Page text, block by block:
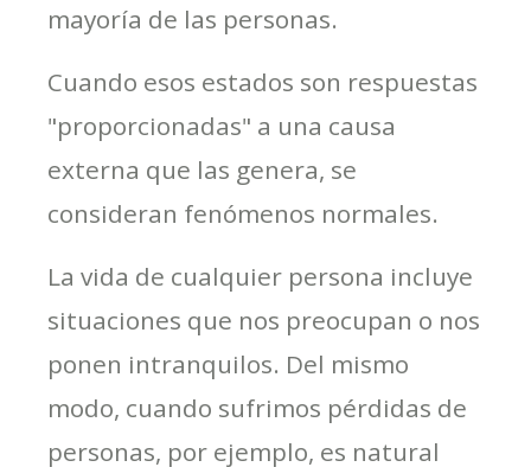
mayoría de las personas.
Cuando esos estados son respuestas
"proporcionadas" a una causa
externa que las genera, se
consideran fenómenos normales.
La vida de cualquier persona incluye
situaciones que nos preocupan o nos
ponen intranquilos. Del mismo
modo, cuando sufrimos pérdidas de
personas, por ejemplo, es natural